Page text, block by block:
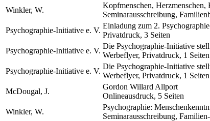
Winkler, W.
Kopfmenschen,
Seminarausschreibung,
Psychographie-Initiative e. V.
Einladung zum 2.
Privatdruck, 3 Seiten
Psychographie-Initiative e. V.
Die Psychographie-Initiative
Werbeflyer, Privatdruck, 1 Seiten
Psychographie-Initiative e. V.
Die Psychographie-Initiative
Werbeflyer, Privatdruck, 1 Seiten
McDougal, J.
Gordon Willard Allport
Onlineausdruck, 5 Seiten
Winkler, W.
Psychographie:
Seminarausschreibung,